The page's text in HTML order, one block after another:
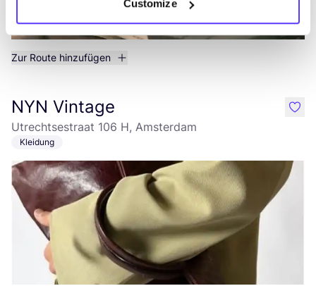
Customize
Zur Route hinzufügen
NYN Vintage
Utrechtsestraat 106 H, Amsterdam
Kleidung
like